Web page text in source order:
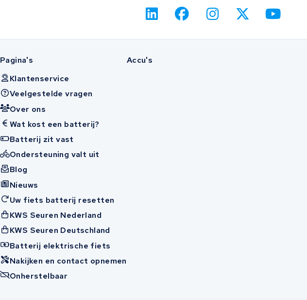
Pagina's
Klantenservice
Veelgestelde vragen
Over ons
Wat kost een batterij?
Batterij zit vast
Ondersteuning valt uit
Blog
Nieuws
Uw fiets batterij resetten
KWS Seuren Nederland
KWS Seuren Deutschland
Batterij elektrische fiets
Nakijken en contact opnemen
Onherstelbaar
Accu's